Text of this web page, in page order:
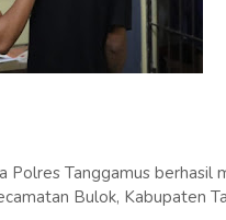
Polres Tanggamus berhasil
Bulok, Kabupaten